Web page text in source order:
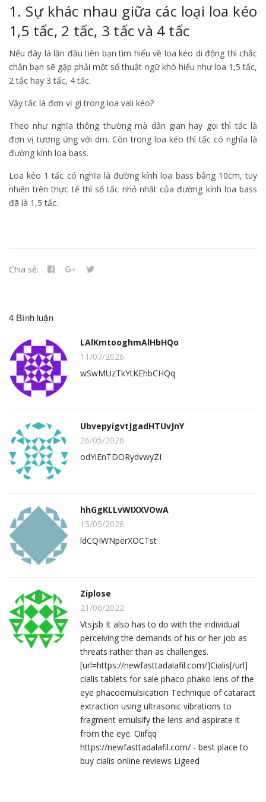
1. Sự khác nhau giữa các loại loa kéo
1,5 tấc, 2 tấc, 3 tấc và 4 tấc
Nếu đây là lần đầu tiên bạn tìm hiểu về loa kéo di động thì chắc
chắn bạn sẽ gặp phải một số thuật ngữ khó hiểu như loa 1,5 tấc,
2 tấc hay 3 tấc, 4 tấc.
Vậy tấc là đơn vị gì trong loa vali kéo?
Theo như nghĩa thông thường mà dân gian hay gọi thì tấc là
đơn vị tương ứng với dm. Còn trong loa kéo thì tấc có nghĩa là
đường kính loa bass.
Loa kéo 1 tấc có nghĩa là đường kính loa bass bằng 10cm, tuy
nhiên trên thực tế thì số tấc nhỏ nhất của đường kính loa bass
đã là 1,5 tấc.
Chia sẻ:
4 Bình luận
LAlKmtooghmAlHbHQo
11/07/2026
wSwMUzTkYtKEhbCHQq
UbvepyigvtJgadHTUvJnY
26/05/2026
odYiEnTDORydvwyZI
hhGgKLLvWIXXVOwA
15/05/2026
ldCQIWNperXOCTst
Ziplose
21/06/2022
Vtsjsb It also has to do with the individual
perceiving the demands of his or her job as
threats rather than as challenges.
[url=https://newfasttadalafil.com/]Cialis[/url]
cialis tablets for sale phaco phako lens of the
eye phacoemulsication Technique of cataract
extraction using ultrasonic vibrations to
fragment emulsify the lens and aspirate it
from the eye. Oiifqq
https://newfasttadalafil.com/ - best place to
buy cialis online reviews Ligeed